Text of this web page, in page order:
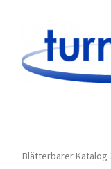
Blätterbarer Katalog